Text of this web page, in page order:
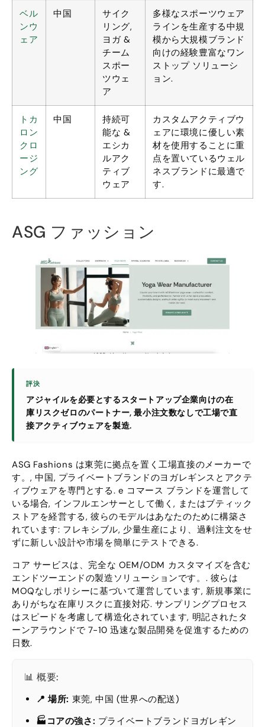
ベル
ンウ
ェア
中国
サイク
リング,
ヨガ &
チーム
スポー
ツウェ
ア
多様なスポーツウェア
ラインを生産する中規
模から大規模ブランド
向けの経験豊富なワン
ストップ ソリューシ
ョン.
トカ
ロン
クロ
ージ
ング
中国
持続可
能な &
エシカ
ルアク
ティブ
ウェア
カスタムアクティブウ
ェアに環境に優しい素
材を使用することに重
点を置いているウェル
ネスブランドに最適で
す.
ASG ファッション
評決
アジャイルを必要とするスタートアップ企業向けの在
庫リスクゼロのパートナー, 最小注文数なしで工場で直
接アクティブウェアを製造.
ASG Fashions は東莞に拠点を置く工場直接のメーカーで
す。, 中国, プライベートブランドのヨガレギンスとアクテ
ィブウェアを専門とする. e コマース ブランドを運営して
いる場合, インフルエンサーとして働く, またはブティック
ストアを経営する, 彼らのモデルはあなたのために構築さ
れています: フレキシブル, 少量生産により、過剰注文をせ
ずに新しい設計や市場を簡単にテストできる.
コア サービスは、完全な OEM/ODM カスタマイズを含む
エンドツーエンドの製造ソリューションです。. 彼らは
MOQなしポリシーに基づいて運営しています, 新規事業に
ありがちな在庫リスクに直接対応. サンプリングプロセス
はスピードを考慮して構造化されています, 明記されたタ
ーンアラウンドで 7-10 迅速な製品開発を促進するための
日数.
📊 概要:
📍 場所: 東莞, 中国 (世界への配送)
🏭コアの強さ: プライベートブランドヨガレギン